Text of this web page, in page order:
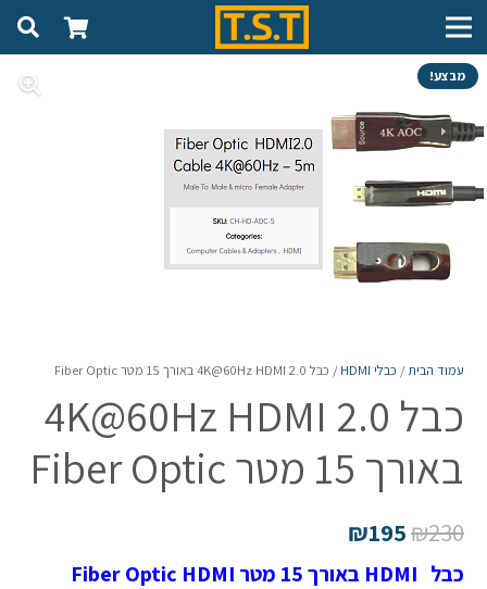
מבצע!
עמוד הבית/ כבלי HDMI / כבל 2.0 4K@60Hz HDMI באורך 15 מטר Fiber Optic
כבל 2.0 4K@60Hz HDMI
באורך 15 מטר Fiber Optic
₪230
₪195
כבל HDMI באורך 15 מטר Fiber Optic HDMI